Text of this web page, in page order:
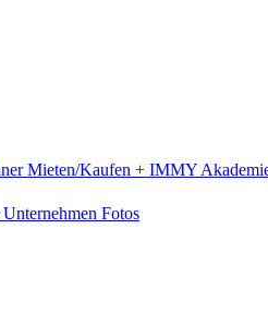
Mieten/Kaufen + IMMY
Unternehmen Fotos